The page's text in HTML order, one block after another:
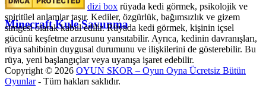
Minecraft Kule Savunma
dizi box rüyada kedi görmek​, psikolojik ve
spiritüel anlamlar taşır. Kediler, özgürlük, bağımsızlık ve gizem
simgesi olarak kabul edilir. Rüyada kedi görmek, kişinin içsel
gücünü keşfetme arzusunu yansıtabilir. Ayrıca, kedinin davranışları,
rüya sahibinin duygusal durumunu ve ilişkilerini de gösterebilir. Bu
rüya, yeni başlangıçlar veya uyanışa işaret edebilir.
Copyright © 2026 OYUN SKOR – Oyun Oyna Ücretsiz Bütün
Oyunlar- Tüm hakları saklıdır.